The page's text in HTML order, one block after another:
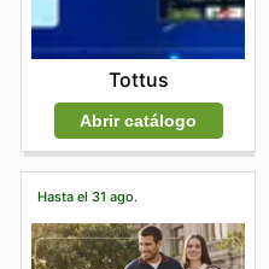
Tottus
Abrir catálogo
Hasta el 31 ago.